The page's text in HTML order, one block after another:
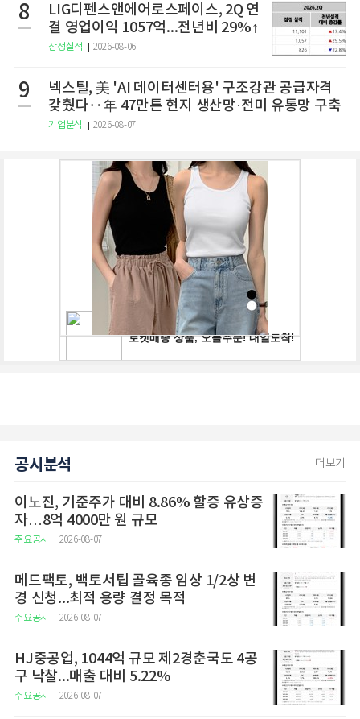
8
LIG디펜스앤에어로스페이스, 2Q 연
결 영업이익 1057억...전년비 29%↑
잠정실적 2026-08-06
9
넥스틸, 美 'AI 데이터센터용' 구조강관 공급자격
갖췄다‥年 47만톤 현지 생산망·전미 유통망 구축
기업분석 2026-08-07
공시분석 더보기
이노진, 기준주가 대비 8.86% 할증 유상증
자…8억 4000만 원 규모
주요공시 2026-08-07
메드팩토, 백토서팁 골육종 임상 1/2상 변
경 신청...최적 용량 결정 목적
주요공시 2026-08-07
HJ중공업, 1044억 규모 제2경춘국도 4공
구 낙찰...매출 대비 5.22%
주요공시 2026-08-07